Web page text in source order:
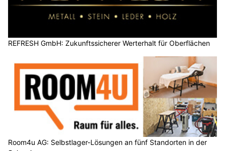
REFRESH GmbH: Zukunftssicherer Werterhalt für Oberflächen
Room4u AG: Selbstlager-Lösungen an fünf Standorten in der